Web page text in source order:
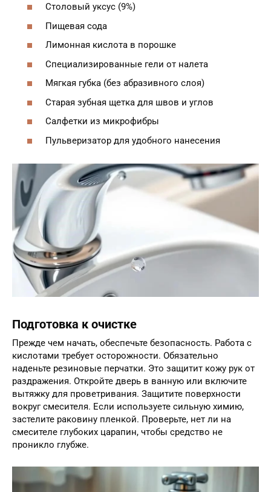
Столовый уксус (9%)
Пищевая сода
Лимонная кислота в порошке
Специализированные гели от налета
Мягкая губка (без абразивного слоя)
Старая зубная щетка для швов и углов
Салфетки из микрофибры
Пульверизатор для удобного нанесения
Подготовка к очистке
Прежде чем начать, обеспечьте безопасность. Работа с
кислотами требует осторожности. Обязательно
наденьте резиновые перчатки. Это защитит кожу рук от
раздражения. Откройте дверь в ванную или включите
вытяжку для проветривания. Защитите поверхности
вокруг смесителя. Если используете сильную химию,
застелите раковину пленкой. Проверьте, нет ли на
смесителе глубоких царапин, чтобы средство не
проникло глубже.